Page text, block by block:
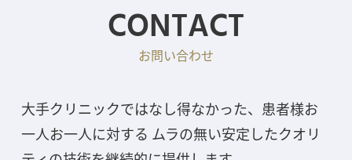
CONTACT
お問い合わせ
大手クリニックではなし得なかった、患者様お
一人お一人に対する ムラの無い安定したクオリ